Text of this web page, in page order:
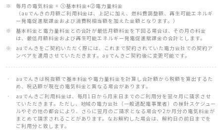
毎月の電気料金 = ①基本料金+②電力量料金
（auでんきの月額ご利用料金は、上記に加え、燃料費調整額、再生可能エネルギ
ー発電促進賦課金および消費税相当額を加えた金額となります。）
基本料金と電力量料金との合計が最低月額料金を下回る場合は、その月の料金
は、最低月額料金および再生可能エネルギー発電促進賦課金の合計とします。
auでんきをご契約いただく際には、これまで契約されていた電力会社での契約ア
ンペアを適用させていただきます。auでんきご契約後に変更可能です。
auでんきは税抜額で基本料金や電力量料金を計算し合計額から税額を算出するた
め、税込額が現在の電気料金と異なる場合があります。
auでんきご利用料金は、毎月1日から月末日までのご利用分を翌々月に請求させ
ていただきます。ただし、地域の電力会社（一般送配電事業者）の検針スケジュー
ルやその他の都合により、さらに翌月のご請求となる場合や2か月分の電気料金が
まとめて請求されることがあります。なお解約した場合は、解約日の前日までを
ご利用分と致します。